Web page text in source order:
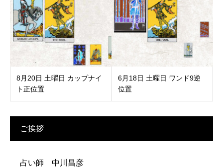
8月20日 土曜日 カップナイ
ト正位置
6月18日 土曜日 ワンド9逆
位置
ご挨拶
占い師 中川昌彦